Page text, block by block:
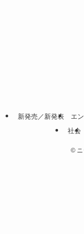
新発売／新発表 エ
社会
©ニ